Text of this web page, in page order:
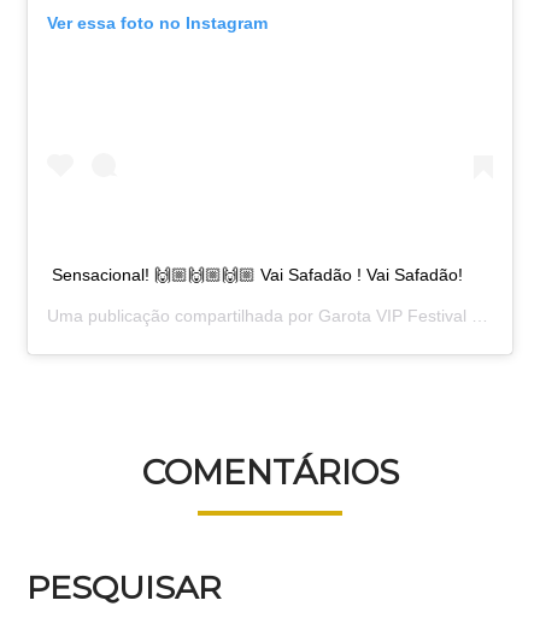
Ver essa foto no Instagram
Sensacional! 🙌🏼🙌🏼🙌🏼 Vai Safadão ! Vai Safadão!
Uma publicação compartilhada por Garota VIP Festival
COMENTÁRIOS
PESQUISAR